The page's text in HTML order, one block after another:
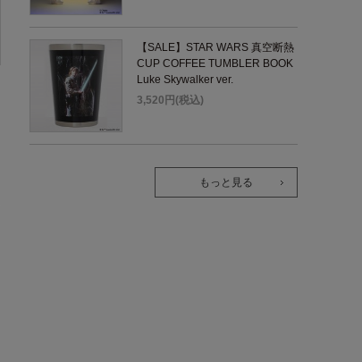
【SALE】STAR WARS 真空断熱
CUP COFFEE TUMBLER BOOK
Luke Skywalker ver.
3,520円(税込)
もっと見る